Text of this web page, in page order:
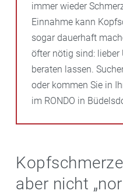
immer wieder
Einnahme kann
sogar dauerhaft
öfter nötig sind: lieber
beraten lassen.
oder kommen Sie in
im RONDO in
aber nicht